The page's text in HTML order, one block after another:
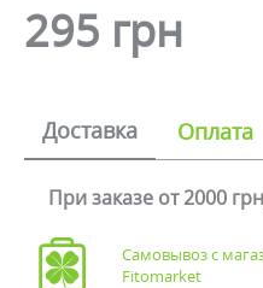
295 грн
Доставка Оплата
При заказе от 2000
Самовывоз с
Fitomarket